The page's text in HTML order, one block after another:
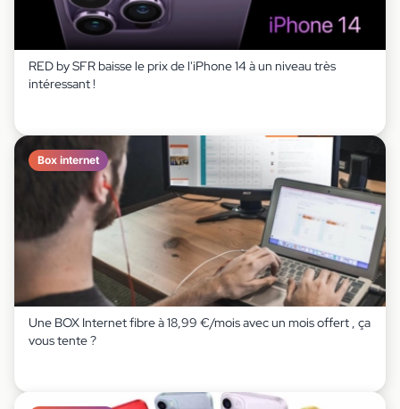
RED by SFR baisse le prix de l'iPhone 14 à un niveau très
intéressant !
Box internet
Une BOX Internet fibre à 18,99 €/mois avec un mois offert , ça
vous tente ?